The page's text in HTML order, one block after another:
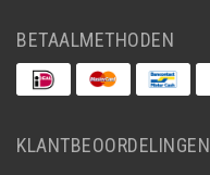
BETAALMETHODEN
KLANTBEOORDELINGEN